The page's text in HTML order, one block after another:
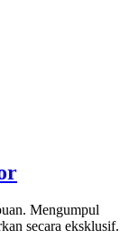
Mengumpul
secara eksklusif.